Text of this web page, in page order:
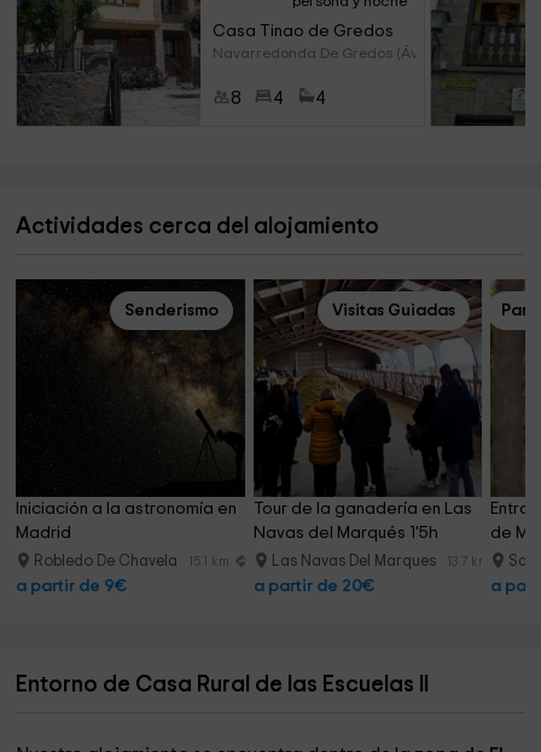
Casa Tinao de Gredos
Navarredonda De Gredos (Ávila
8 4 4
Actividades cerca del alojamiento
Senderismo
Iniciación a la astronomía en
Madrid
Robledo De Chavela 15.1 km
a partir de 9€
Visitas Guiadas
Tour de la ganadería en Las
Navas del Marqués 1'5h
Las Navas Del Marques 13.7 km
a partir de 20€
de
San
a
Entorno de Casa Rural de las Escuelas II